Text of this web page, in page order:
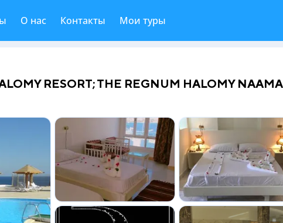
О нас Контакты Мои туры
RESORT; THE REGNUM HALOMY NAAMA